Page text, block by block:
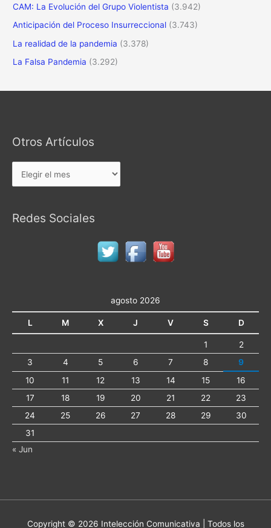
CAM: La Evolución del Grupo Violentista (3.942)
Anticipación del Proceso Insurreccional (3.743)
La realidad de la pandemia (3.378)
La Falsa Pandemia (3.292)
Otros Artículos
Otros
Redes Sociales
agosto 2026
L M X J V S D
1
2
3
4 5 6 7 8
9
10
11 12 13 14 15
16
17
18 19 20 21 22
23
24
25 26 27 28 29
30
31
« Jun
Copyright © 2026 Intelección Comunicativa | Todos los